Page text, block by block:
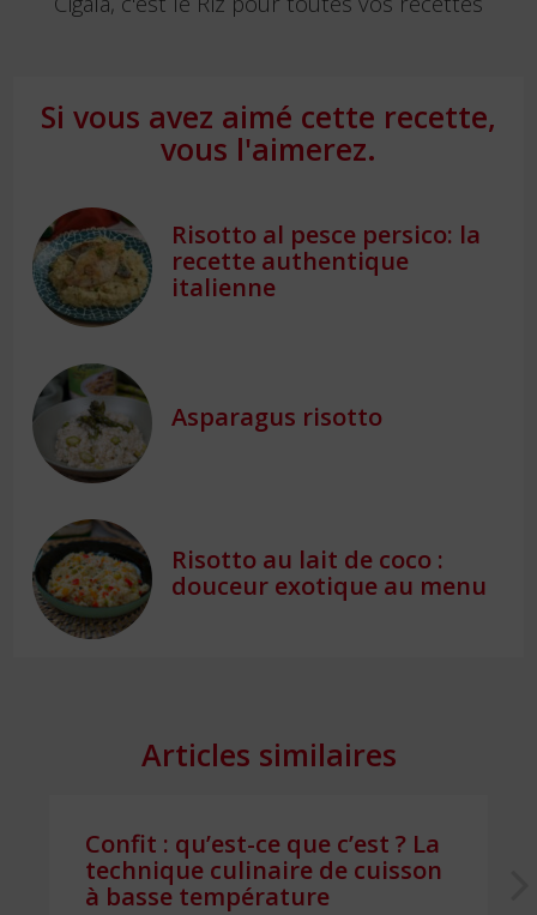
Si vous avez aimé cette recette,
vous l'aimerez.
Risotto al pesce persico: la
recette authentique
italienne
Asparagus risotto
Risotto au lait de coco :
douceur exotique au menu
Articles similaires
Confit : qu’est-ce que c’est ? La
technique culinaire de cuisson
à basse température